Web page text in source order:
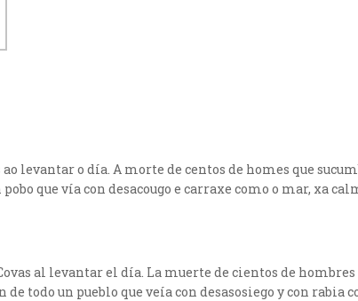
levantar o día. A morte de centos de homes que
que vía con desacougo e carraxe como o mar, xa
al levantar el día. La muerte de cientos de
todo un pueblo que veía con desasosiego y con rabia